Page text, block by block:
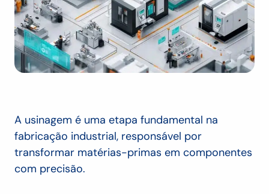
A usinagem é uma etapa fundamental na
fabricação industrial, responsável por
transformar matérias-primas em componentes
com precisão.